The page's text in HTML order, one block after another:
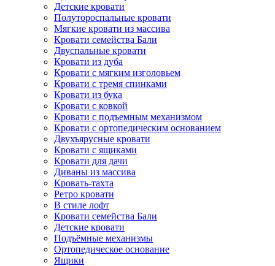
Детские кровати
Полутороспальные кровати
Мягкие кровати из массива
Кровати семейства Бали
Двуспальные кровати
Кровати из дуба
Кровати с мягким изголовьем
Кровати с тремя спинками
Кровати из бука
Кровати с ковкой
Кровати с подъемным механизмом
Кровати с ортопедическим основанием
Двухъярусные кровати
Кровати с ящиками
Кровати для дачи
Диваны из массива
Кровать-тахта
Ретро кровати
В стиле лофт
Кровати семейства Бали
Детские кровати
Подъёмные механизмы
Ортопедическое основание
Ящики